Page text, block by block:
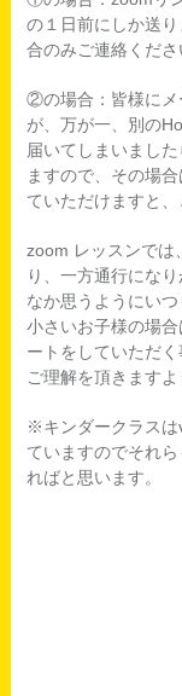
の１日前にしか送
合のみご連絡くださ
②の場合：皆様にメ
が、万が一、別の
届いてしまいまし
ますので、その場
ていただけますと、
zoom レッスンでは
り、一方通行にな
なか思うようにい
小さいお子様の場
ートをしていただ
ご理解を頂きます
※キンダークラスは
ていますのでそれ
ればと思います。